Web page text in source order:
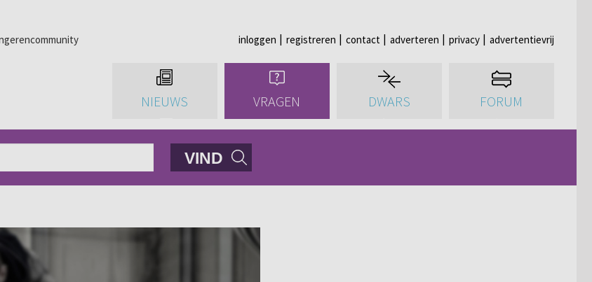
inloggen registreren contact adverteren privacy advertentievrij
NIEUWS VRAGEN DWARS FORUM
VIND